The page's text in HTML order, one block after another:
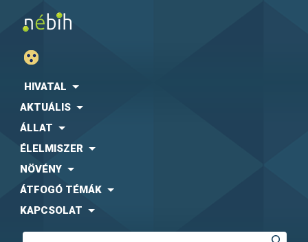
HIVATAL
AKTUÁLIS
ÁLLAT
ÉLELMISZER
NÖVÉNY
ÁTFOGÓ TÉMÁK
KAPCSOLAT